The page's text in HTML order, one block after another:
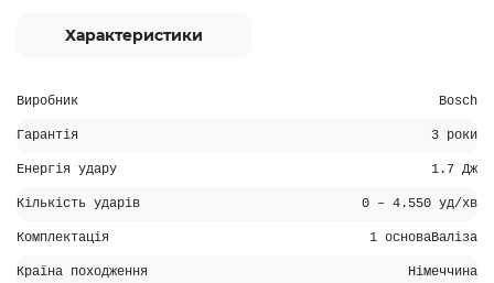
Характеристики
Виробник Bosch
Гарантія 3 роки
Енергія удару 1.7 Дж
Кількість ударів 0 – 4.550 уд/хв
Комплектація 1 основаВаліза
Країна походження Німеччина